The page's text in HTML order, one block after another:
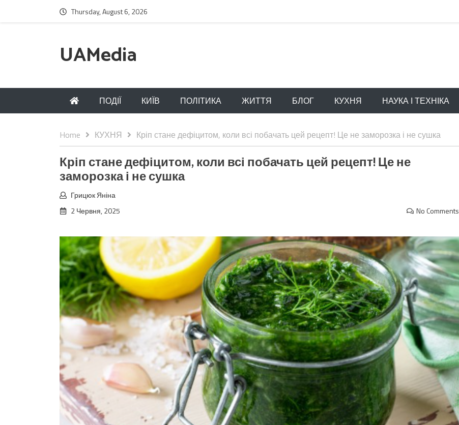
Thursday, August 6, 2026
UAMedia
ПОДІЇ КИЇВ ПОЛІТИКА ЖИТТЯ БЛОГ КУХНЯ НАУКА І ТЕХНІКА
Home КУХНЯ Кріп стане дефіцитом, коли всі побачать цей рецепт! Це не заморозка і не сушка
Кріп стане дефіцитом, коли всі побачать цей рецепт! Це не
заморозка і не сушка
Грицюк Яніна
2 Червня, 2025
No Comments